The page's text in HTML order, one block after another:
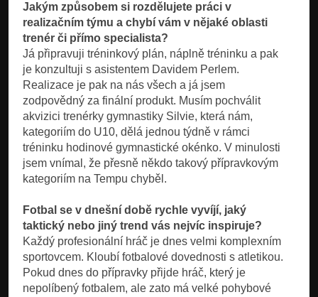
Jakým způsobem si rozdělujete práci v
realizačním týmu a chybí vám v nějaké oblasti
trenér či přímo specialista?
Já připravuji tréninkový plán, náplně tréninku a pak
je konzultuji s asistentem Davidem Perlem.
Realizace je pak na nás všech a já jsem
zodpovědný za finální produkt. Musím pochválit
akvizici trenérky gymnastiky Silvie, která nám,
kategoriím do U10, dělá jednou týdně v rámci
tréninku hodinové gymnastické okénko. V minulosti
jsem vnímal, že přesně někdo takový přípravkovým
kategoriím na Tempu chyběl.
Fotbal se v dnešní době rychle vyvíjí, jaký
taktický nebo jiný trend vás nejvíc inspiruje?
Každý profesionální hráč je dnes velmi komplexním
sportovcem. Kloubí fotbalové dovednosti s atletikou.
Pokud dnes do přípravky přijde hráč, který je
nepolíbený fotbalem, ale zato má velké pohybové